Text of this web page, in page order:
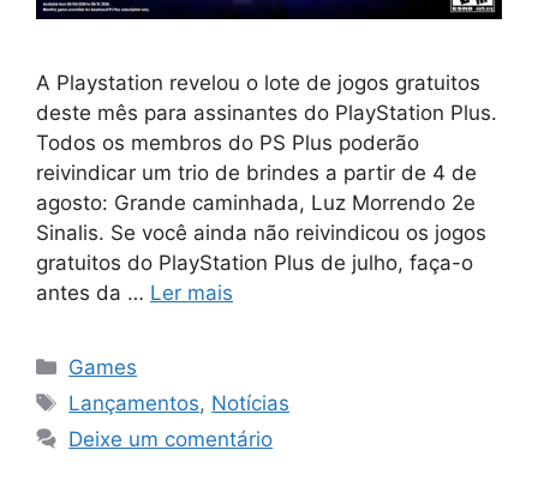
A Playstation revelou o lote de jogos gratuitos
deste mês para assinantes do PlayStation Plus.
Todos os membros do PS Plus poderão
reivindicar um trio de brindes a partir de 4 de
agosto: Grande caminhada, Luz Morrendo 2e
Sinalis. Se você ainda não reivindicou os jogos
gratuitos do PlayStation Plus de julho, faça-o
antes da … Ler mais
Categorias
Games
Tags
Lançamentos, Notícias
Deixe um comentário